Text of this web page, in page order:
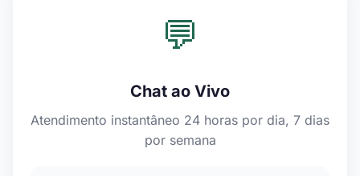
💬
Chat ao Vivo
Atendimento instantâneo 24 horas por dia, 7 dias
por semana